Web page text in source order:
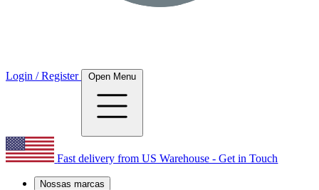
Login / Register Open Menu
Fast delivery from US Warehouse - Get in Touch
Nossas marcas